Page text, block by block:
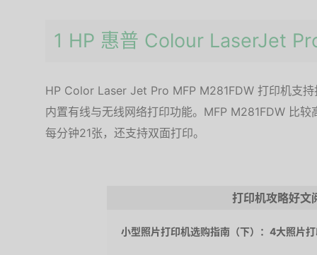
1 HP 惠普 Colour LaserJet
HP Color Laser Jet Pro MFP M281FDW 打印机支
内置有线与无线网络打印功能。MFP M281FDW 比
每分钟21张，还支持双面打印。
打印机攻略好文
小型照片打印机选购指南（下）：4大照片